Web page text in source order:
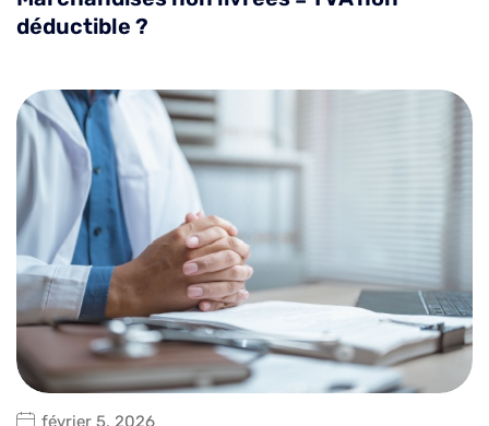
déductible ?
février 5, 2026